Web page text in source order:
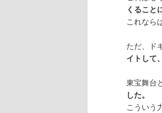
くること
これなら
ただ、ド
イトして
東宝舞台
した。
こういう